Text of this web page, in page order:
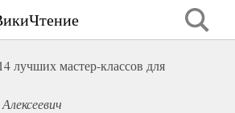
лучших мастер-классов для